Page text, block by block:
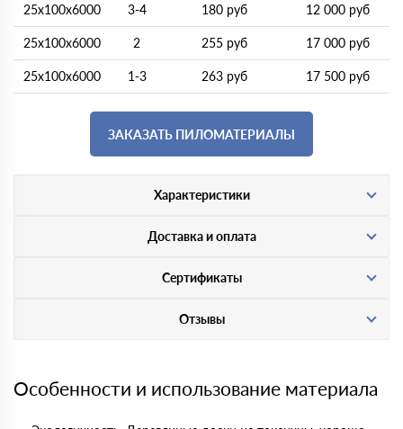
25х100х6000 3-4 180 руб 12 000 руб
25х100х6000 2 255 руб 17 000 руб
25х100х6000 1-3 263 руб 17 500 руб
ЗАКАЗАТЬ ПИЛОМАТЕРИАЛЫ
Характеристики
Доставка и оплата
Сертификаты
Отзывы
Особенности и использование материала